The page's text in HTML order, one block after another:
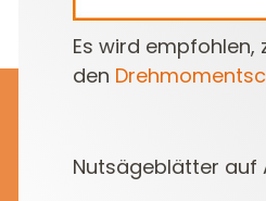
Es wird empfohlen,
den
Nutsägeblätter auf